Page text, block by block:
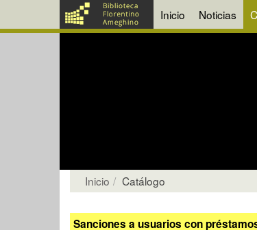
Inicio Noticias
Inicio Catálogo
Sanciones a usuarios con